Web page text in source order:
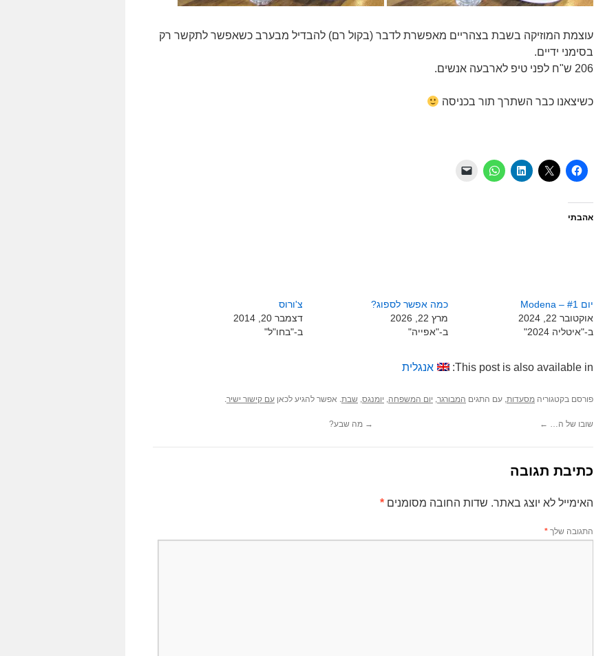
עוצמת המוזיקה בשבת בצהריים מאפשרת לדבר (בקול רם) להבדיל מבערב כשאפשר לתקשר רק
בסימני ידיים.
206 ש"ח לפני טיפ לארבעה אנשים.
כשיצאנו כבר השתרך תור בכניסה
אהבתי
יום #1 – Modena
אוקטובר 22, 2024
ב-"איטליה 2024"
כמה אפשר לספוג?
מרץ 22, 2026
ב-"אפייה"
צ'ורוס
דצמבר 20, 2014
ב-"בחו"ל"
This post is also available in: אנגלית
פורסם בקטגוריה מסעדות, עם התגים המבורגר, יום המשפחה, יומנגס, שבת. אפשר להגיע לכאן עם קישור ישיר.
→ מה שבע? שובו של ה… ←
כתיבת תגובה
האימייל לא יוצג באתר. שדות החובה מסומנים *
התגובה שלך *